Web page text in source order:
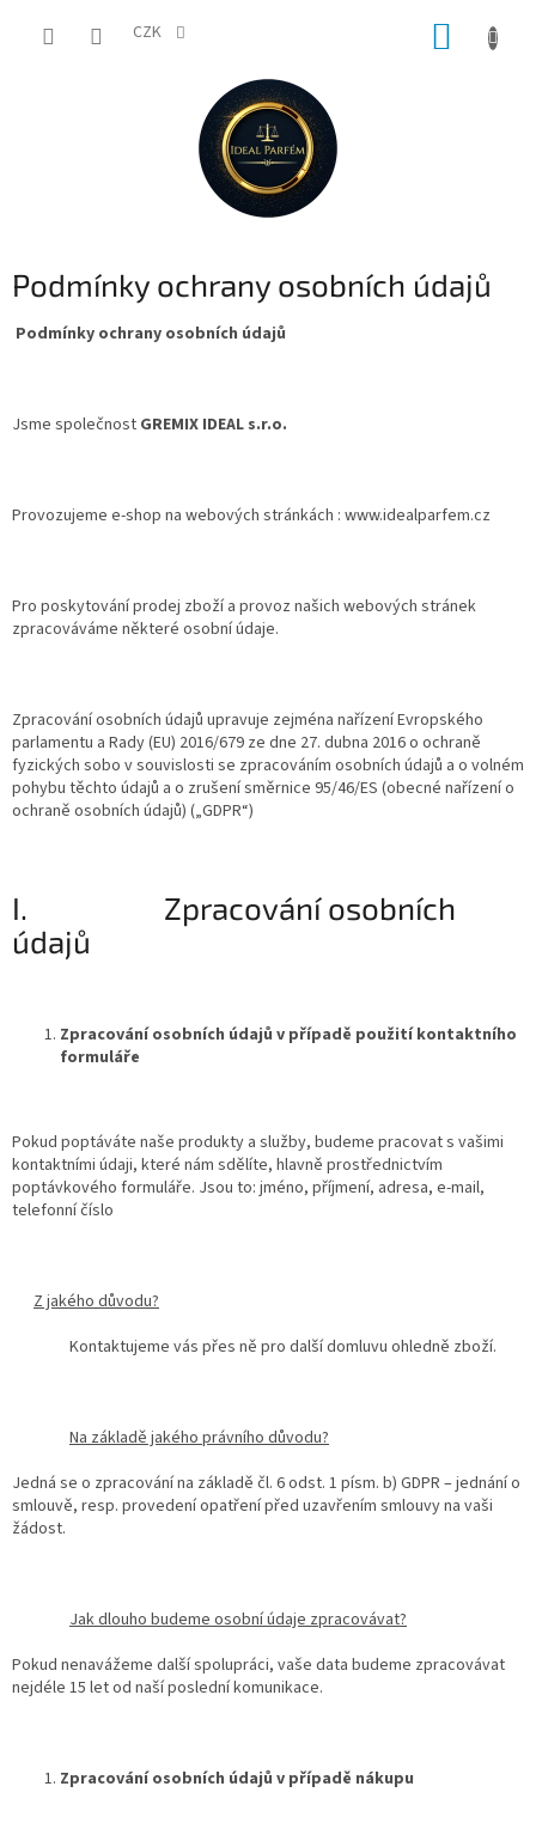
CZK
Podmínky ochrany osobních údajů
Podmínky ochrany osobních údajů
Jsme společnost GREMIX IDEAL s.r.o.
Provozujeme e-shop na webových stránkách : www.idealparfem.cz
Pro poskytování prodej zboží a provoz našich webových stránek
zpracováváme některé osobní údaje.
Zpracování osobních údajů upravuje zejména nařízení Evropského
parlamentu a Rady (EU) 2016/679 ze dne 27. dubna 2016 o ochraně
fyzických sobo v souvislosti se zpracováním osobních údajů a o volném
pohybu těchto údajů a o zrušení směrnice 95/46/ES (obecné nařízení o
ochraně osobních údajů) („GDPR“)
I. Zpracování osobních
údajů
Zpracování osobních údajů v případě použití kontaktního
formuláře
Pokud poptáváte naše produkty a služby, budeme pracovat s vašimi
kontaktními údaji, které nám sdělíte, hlavně prostřednictvím
poptávkového formuláře. Jsou to: jméno, příjmení, adresa, e-mail,
telefonní číslo
Z jakého důvodu?
Kontaktujeme vás přes ně pro další domluvu ohledně zboží.
Na základě jakého právního důvodu?
Jedná se o zpracování na základě čl. 6 odst. 1 písm. b) GDPR – jednání o
smlouvě, resp. provedení opatření před uzavřením smlouvy na vaši
žádost.
Jak dlouho budeme osobní údaje zpracovávat?
Pokud nenavážeme další spolupráci, vaše data budeme zpracovávat
nejdéle 15 let od naší poslední komunikace.
Zpracování osobních údajů v případě nákupu